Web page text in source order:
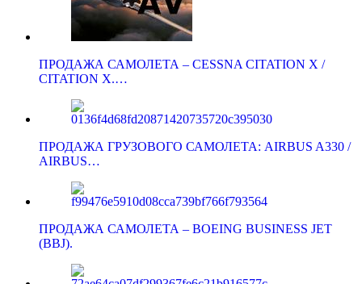
ПРОДАЖА САМОЛЕТА – CESSNA CITATION X /
CITATION X.…
ПРОДАЖА ГРУЗОВОГО САМОЛЕТА: AIRBUS A330 /
AIRBUS…
ПРОДАЖА САМОЛЕТА – BOEING BUSINESS JET
(BBJ).